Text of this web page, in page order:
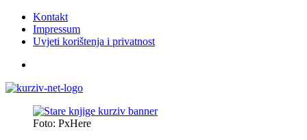
Kontakt
Impressum
Uvjeti korištenja i privatnost
Foto: PxHere